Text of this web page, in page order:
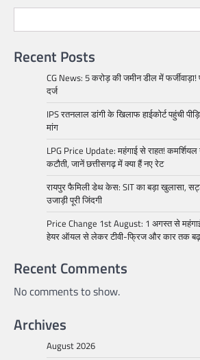
Recent Posts
CG News: 5 करोड़ की जमीन डील में फर्जीवाड़ा!
दर्ज
IPS रतनलाल डांगी के खिलाफ हाईकोर्ट पहुंची
मांग
LPG Price Update: महंगाई से राहत!
कटौती, जानें छत्तीसगढ़ में क्या हैं नए रेट
रायपुर फैमिली डेथ केस: SIT का बड़ा खुलासा,
उजाड़ी पूरी जिंदगी
Price Change 1st August: 1 अगस्त से
हेयर ऑयल से लेकर टीवी-फ्रिज और कार तक
Recent Comments
No comments to show.
Archives
August 2026